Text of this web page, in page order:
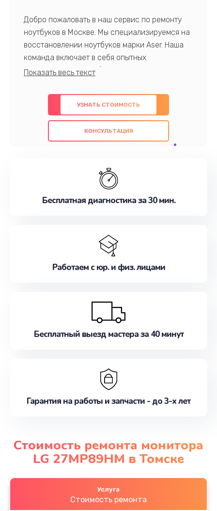
Добро пожаловать в наш сервис по ремонту
ноутбуков в Москве. Мы специализируемся на
восстановлении ноутбуков марки Aser. Наша
команда включает в себя опытных
профессионалов с обширными знаниями и
предлагаем быстрый и качественный ремонт с
использованием оригинальных компонентов, а
также гарантируем качество всех
проведенных работ. Наша цель - предоставить
наилучшим образом. Не медлите записаться на
УЗНАТЬ СТОИМОСТЬ
КОНСУЛЬТАЦИЯ
Бесплатная диагностика за 30 мин.
Работаем с юр. и физ. лицами
Бесплатный выезд мастера за 40 минут
Гарантия на работы и запчасти - до 3-х лет
Стоимость ремонта монитора
LG 27MP89HM в Томске
Услуга
Стоимость ремонта